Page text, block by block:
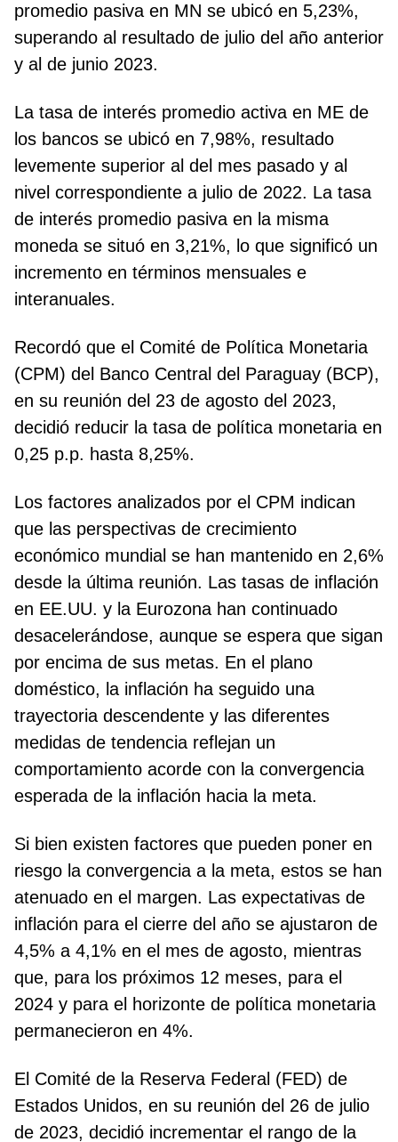
promedio pasiva en MN se ubicó en 5,23%,
superando al resultado de julio del año anterior
y al de junio 2023.
La tasa de interés promedio activa en ME de
los bancos se ubicó en 7,98%, resultado
levemente superior al del mes pasado y al
nivel correspondiente a julio de 2022. La tasa
de interés promedio pasiva en la misma
moneda se situó en 3,21%, lo que significó un
incremento en términos mensuales e
interanuales.
Recordó que el Comité de Política Monetaria
(CPM) del Banco Central del Paraguay (BCP),
en su reunión del 23 de agosto del 2023,
decidió reducir la tasa de política monetaria en
0,25 p.p. hasta 8,25%.
Los factores analizados por el CPM indican
que las perspectivas de crecimiento
económico mundial se han mantenido en 2,6%
desde la última reunión. Las tasas de inflación
en EE.UU. y la Eurozona han continuado
desacelerándose, aunque se espera que sigan
por encima de sus metas. En el plano
doméstico, la inflación ha seguido una
trayectoria descendente y las diferentes
medidas de tendencia reflejan un
comportamiento acorde con la convergencia
esperada de la inflación hacia la meta.
Si bien existen factores que pueden poner en
riesgo la convergencia a la meta, estos se han
atenuado en el margen. Las expectativas de
inflación para el cierre del año se ajustaron de
4,5% a 4,1% en el mes de agosto, mientras
que, para los próximos 12 meses, para el
2024 y para el horizonte de política monetaria
permanecieron en 4%.
El Comité de la Reserva Federal (FED) de
Estados Unidos, en su reunión del 26 de julio
de 2023, decidió incrementar el rango de la